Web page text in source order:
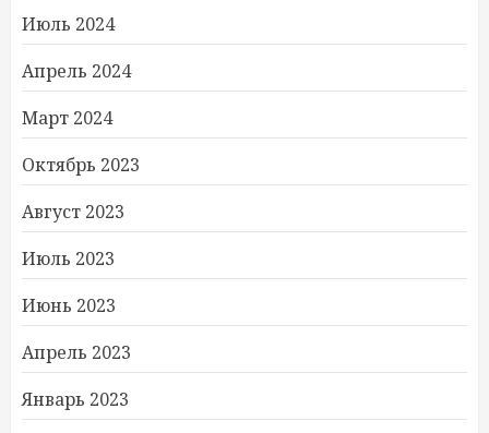
Июль 2024
Апрель 2024
Март 2024
Октябрь 2023
Август 2023
Июль 2023
Июнь 2023
Апрель 2023
Январь 2023